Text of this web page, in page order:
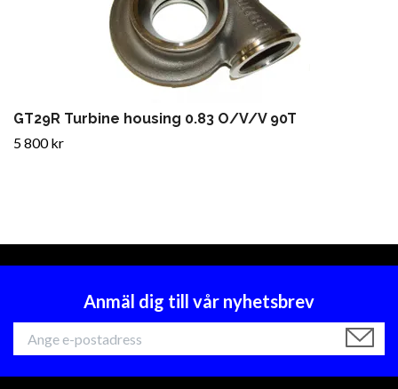
GT29R Turbine housing 0.83 O/V/V 90T
5 800 kr
Anmäl dig till vår nyhetsbrev